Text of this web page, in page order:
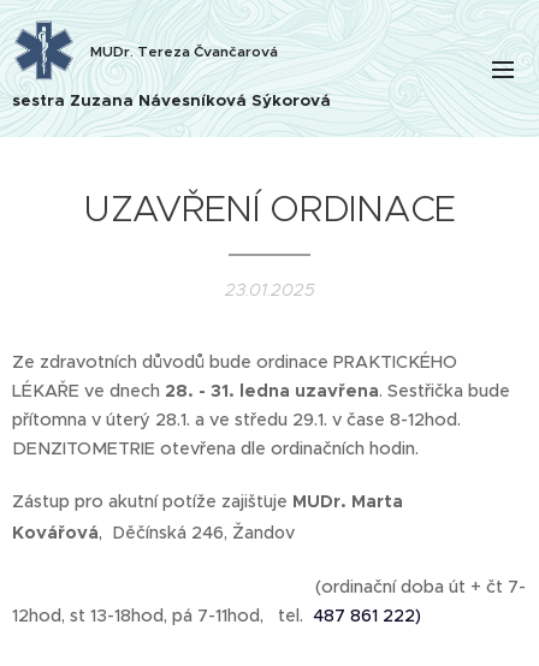
MUDr. Tereza Čvančarová
sestra Zuzana Návesníková Sýkorová
UZAVŘENÍ ORDINACE
23.01.2025
Ze zdravotních důvodů bude ordinace PRAKTICKÉHO
LÉKAŘE ve dnech 28. - 31. ledna uzavřena. Sestřička bude
přítomna v úterý 28.1. a ve středu 29.1. v čase 8-12hod.
DENZITOMETRIE otevřena dle ordinačních hodin.
Zástup pro akutní potíže zajišťuje MUDr. Marta
Kovářová, Děčínská 246, Žandov
(ordinační doba út + čt 7-
12hod, st 13-18hod, pá 7-11hod, tel. 487 861 222)